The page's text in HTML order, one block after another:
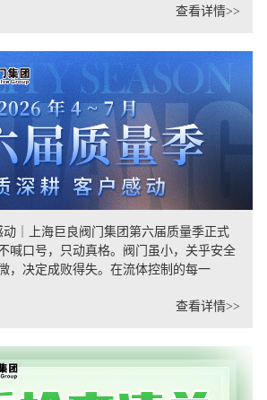
查看详情>>
｜上海巨良阀门集团第六届质量季正式
喊口号，只动真格。阀门虽小，关乎安全
，决定成败得失。在流体控制的每一
查看详情>>